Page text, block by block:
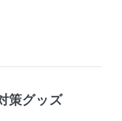
策グッズ